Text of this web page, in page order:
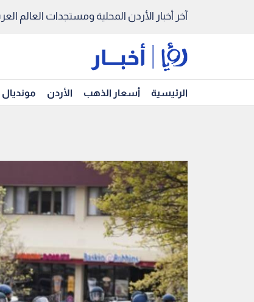
آخر أخبار الأردن المحلية ومستجدات العالم
الرئيسية أسعار الذهب الأردن مونديال 2026